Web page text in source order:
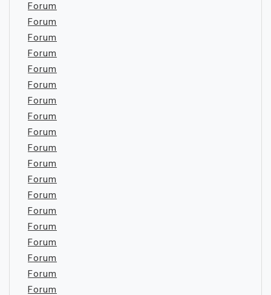
Forum
Forum
Forum
Forum
Forum
Forum
Forum
Forum
Forum
Forum
Forum
Forum
Forum
Forum
Forum
Forum
Forum
Forum
Forum